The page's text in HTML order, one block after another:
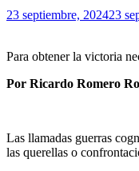
23 septiembre, 202423
Para obtener la victoria
Por Ricardo Romero
Las llamadas guerras
las querellas o